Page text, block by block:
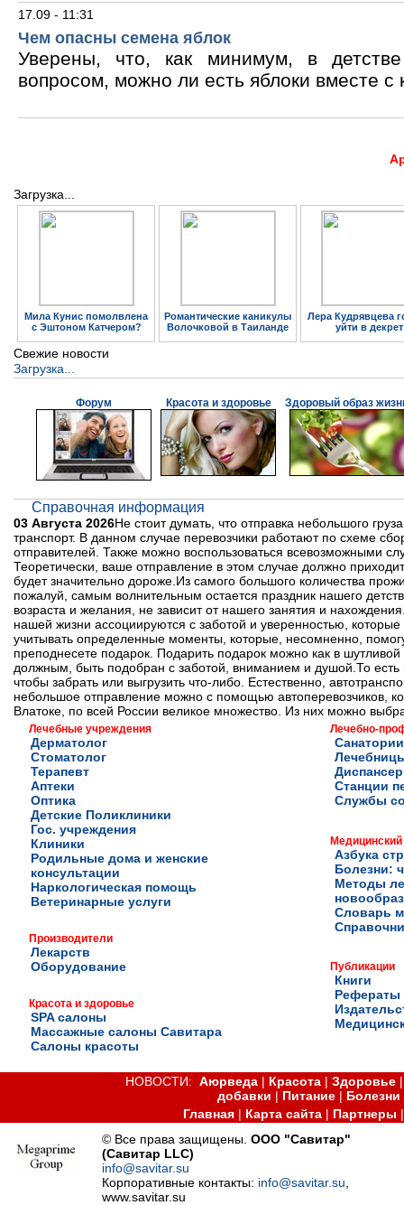
17.09 - 11:31
Чем опасны семена яблок
Уверены, что, как минимум, в
вопросом, можно ли есть яблоки вместе с
Загрузка...
Мила Кунис помолвлена
с Эштоном Катчером?
Романтические каникулы
Волочковой в Таиланде
Лера Кудрявцева
уйти в декрет
Свежие новости
Загрузка...
Форум Красота и здоровье Здоровый образ
Справочная информация
03 Августа 2026Не стоит думать, что отправка небольшого
транспорт. В данном случае перевозчики работают по схеме
отправителей. Также можно воспользоваться всевозможными
Теоретически, ваше отправление в этом случае должно
будет значительно дороже.Из самого большого количества
пожалуй, самым волнительным остается праздник нашего
возраста и желания, не зависит от нашего занятия и
нашей жизни ассоциируются с заботой и уверенностью,
учитывать определенные моменты, которые, несомненно,
преподнесете подарок. Подарить подарок можно как в
должным, быть подобран с заботой, вниманием и душой.То есть
чтобы забрать или выгрузить что-либо. Естественно,
небольшое отправление можно с помощью автоперевозчиков,
Влатоке, по всей России великое множество. Из них можно
Лечебные учреждения
Дерматолог
Стоматолог
Терапевт
Аптеки
Оптика
Детские Поликлиники
Гос. учреждения
Клиники
Родильные дома и женские
консультации
Наркологическая помощь
Ветеринарные услуги
Производители
Лекарств
Оборудование
Красота и здоровье
SPA салоны
Массажные салоны Савитара
Салоны красоты
Лечебно-
Станции
Службы
Медицинский
Азбука
Болезни:
Методы
Словарь
Публикации
Книги
Рефераты
НОВОСТИ:Аюрведа | Красота |Здоровье
добавки | Питание| Болезни
Главная| Карта сайта| Партнеры
© Все права защищены.ООО "Савитар"
(Савитар LLC)
info@savitar.su
Корпоративные контакты: info@savitar.su
www.savitar.su